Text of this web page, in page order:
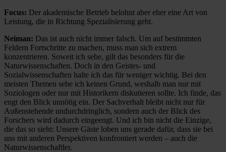
Focus: Der akademische Betrieb belohnt aber eher eine Art von
Leistung, die in Richtung Spezialisierung geht.
Neiman: Das ist auch nicht immer falsch. Um auf bestimmten
Feldern Fortschritte zu machen, muss man sich extrem
konzentrieren. Soweit ich sehe, gilt das besonders für die
Naturwissenschaften. Doch in den Geistes- und
Sozialwissenschaften halte ich das für weniger wichtig. Bei den
meisten Themen sehe ich keinen Grund, weshalb man nur mit
Soziologen oder nur mit Historikern diskutieren sollte. Ich finde, das
engt den Blick unnötig ein. Der Sachverhalt bleibt nicht nur für
Außenstehende undurchdringlich, sondern auch der Blick des
Forschers wird dadurch eingeengt. Und ich bin nicht die Einzige,
die das so sieht: Unsere Gäste loben uns gerade dafür, dass sie bei
uns mit anderen Perspektiven konfrontiert werden – auch die
Naturwissenschaftler.